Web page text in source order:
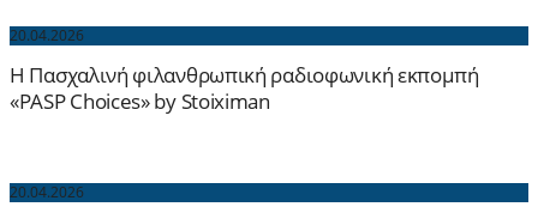
20.04.2026
H Πασχαλινή φιλανθρωπική ραδιοφωνική εκπομπή
«PASP Choices» by Stoiximan
20.04.2026